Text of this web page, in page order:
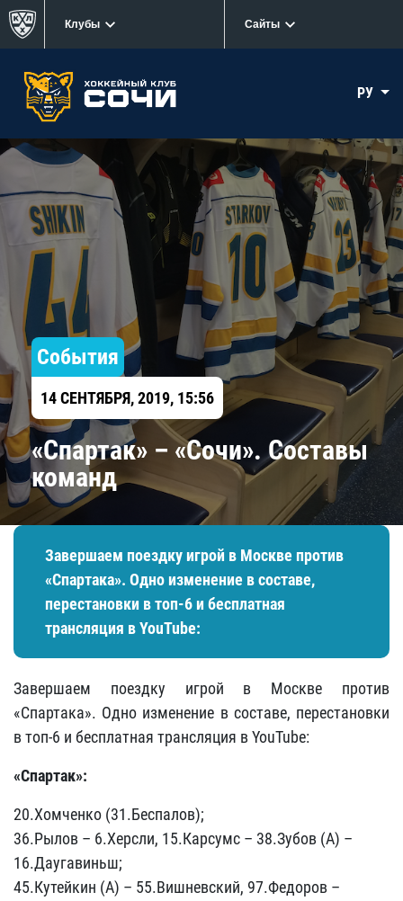
Клубы Сайты
РУ
События
14 СЕНТЯБРЯ, 2019, 15:56
​«Спартак» – «Сочи». Составы
команд
Завершаем поездку игрой в Москве против
«Спартака». Одно изменение в составе,
перестановки в топ-6 и бесплатная
трансляция в YouTube:
Завершаем поездку игрой в Москве против
«Спартака». Одно изменение в составе, перестановки
в топ-6 и бесплатная трансляция в YouTube:
«Спартак»:
20.Хомченко (31.Беспалов);
36.Рылов – 6.Херсли, 15.Карсумс – 38.Зубов (А) –
16.Даугавиньш;
45.Кутейкин (А) – 55.Вишневский, 97.Федоров –